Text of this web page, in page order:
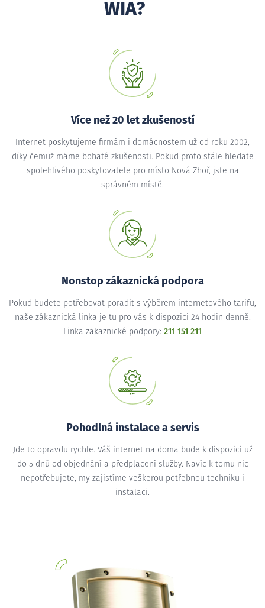
WIA?
Více než 20 let zkušeností
Internet poskytujeme firmám i domácnostem už od roku 2002,
díky čemuž máme bohaté zkušenosti. Pokud proto stále hledáte
spolehlivého poskytovatele pro místo Nová Zhoř, jste na
správném místě.
Nonstop zákaznická podpora
Pokud budete potřebovat poradit s výběrem internetového tarifu,
naše zákaznická linka je tu pro vás k dispozici 24 hodin denně.
Linka zákaznické podpory: 211 151 211
Pohodlná instalace a servis
Jde to opravdu rychle. Váš internet na doma bude k dispozici už
do 5 dnů od objednání a předplacení služby. Navíc k tomu nic
nepotřebujete, my zajistíme veškerou potřebnou techniku i
instalaci.